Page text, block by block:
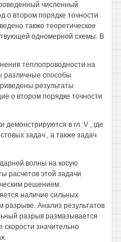
численный
о втором порядке точности
также теоретическое
одномерной схемы. В
теплопроводности на
различные способы
результаты
о втором порядке точности
в гл. V , где
задач , а также задач
волны на косую
расчетов этой задачи
решением.
наличие сильных
разрыве. Анализ результатов
разрыв размазывается
значительно